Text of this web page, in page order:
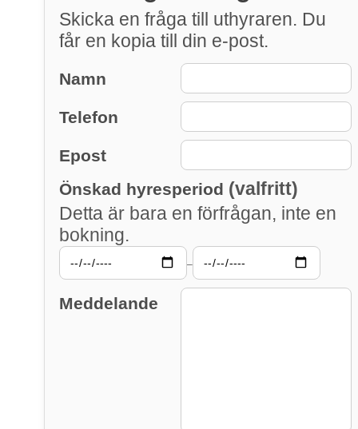
Skicka en fråga till uthyraren. Du
får en kopia till din e-post.
Namn
Telefon
Epost
Önskad hyresperiod (valfritt)
Detta är bara en förfrågan, inte en
bokning.
–
Meddelande